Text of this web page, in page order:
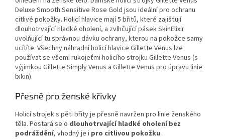
Deluxe Smooth Sensitive Rose Gold jsou ideální pro ochranu
citlivé pokožky. Holicí hlavice mají 5 břitů, které zajišťují
dlouhotrvající hladké oholení, a zvlhčující pásek SkinElixir
uvolňující tu správnou dávku ochrany, kterou na pokožce samy
ucítíte. Všechny náhradní holicí hlavice Gillette Venus lze
používat se všemi rukojeťmi holicího strojku Gillette Venus (s
výjimkou Gillette Simply Venus a Gillette Venus pro úpravu linie
bikin).
Přesně pro ženské křivky
Holicí strojek s pěti břity je přesně navržen pro linie ženského
těla. Postará se o dlouhotrvající hladké oholení bez
podráždění, vhodný je i pro citlivou pokožku.